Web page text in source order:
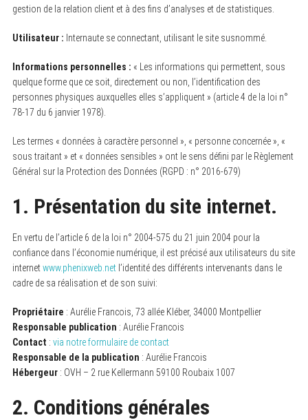
gestion de la relation client et à des fins d’analyses et de statistiques.
Utilisateur : Internaute se connectant, utilisant le site susnommé.
Informations personnelles : « Les informations qui permettent, sous
quelque forme que ce soit, directement ou non, l’identification des
personnes physiques auxquelles elles s’appliquent » (article 4 de la loi n°
78-17 du 6 janvier 1978).
Les termes « données à caractère personnel », « personne concernée », «
sous traitant » et « données sensibles » ont le sens défini par le Règlement
Général sur la Protection des Données (RGPD : n° 2016-679)
1. Présentation du site internet.
En vertu de l’article 6 de la loi n° 2004-575 du 21 juin 2004 pour la
confiance dans l’économie numérique, il est précisé aux utilisateurs du site
internetwww.phenixweb.netl’identité des différents intervenants dans le
cadre de sa réalisation et de son suivi:
Propriétaire : Aurélie Francois, 73 allée Kléber, 34000 Montpellier
Responsable publication : Aurélie Francois
Contact : via notre formulaire de contact
Responsable de la publication : Aurélie Francois
Hébergeur: OVH – 2 rue Kellermann 59100 Roubaix 1007
2. Conditions générales